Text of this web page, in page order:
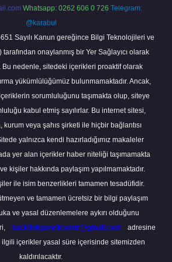
Whatsapp: 0262 606 0 726 Telegram:
@karabul
Sayılı Kanun gereğince Bilgi Teknolojileri ve
tarafından onaylanmış bir Yer Sağlayıcı olarak
Bu nedenle, sitedeki içerikleri proaktif olarak
yükümlülüğümüz bulunmamaktadır. Ancak,
sorumluluğunu taşımakta olup, siteye
kabul etmiş sayılırlar. Bu internet sitesi,
kurum veya şahıs şirketi ile hiçbir bağlantısı
yalnızca kendi hazırladığımız makaleler
yer alan içerikler haber niteliği taşımamakta
kişiler hakkında paylaşım yapılmamaktadır.
ile isim benzerlikleri tamamen tesadüfidir.
ve tamamen ücretsiz bir bilgi paylaşım
ve yasal düzenlemelere aykırı olduğunu
backlinkpanelicomtr@gmail.com
adresine
içerikler yasal süre içerisinde sitemizden
kaldırılacaktır.